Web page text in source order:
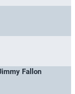
Fallon